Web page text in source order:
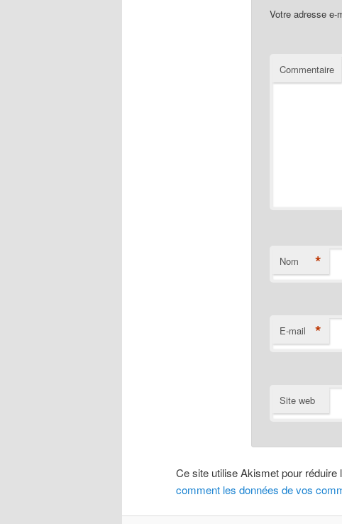
Votre adresse e-
Commentaire
Nom *
E-mail *
Site web
Ce site utilise Akismet pour réduire
comment les données de vos